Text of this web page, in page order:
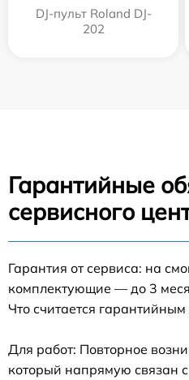
DJ-пульт Roland DJ-
202
Гарантийные
сервисного
Гарантия от сервиса: на
комплектующие — до 3
Что считается
Для работ: Повторное
который напрямую связан